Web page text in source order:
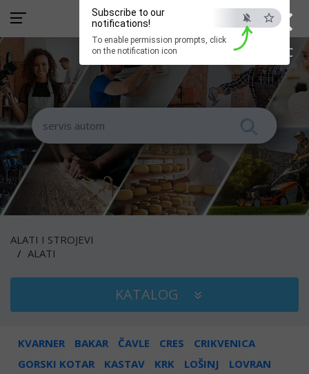
×
ESC
Subscribe to our
notifications!
To enable permission prompts, click
on the notification icon
ALATI I STROJEVI
ALATI
KATALOG
KVARNER BAKAR ČAVLE CRES
CRIKVENICA
GORSKI KOTAR
KASTAV KRK LOŠINJ
LOVRAN